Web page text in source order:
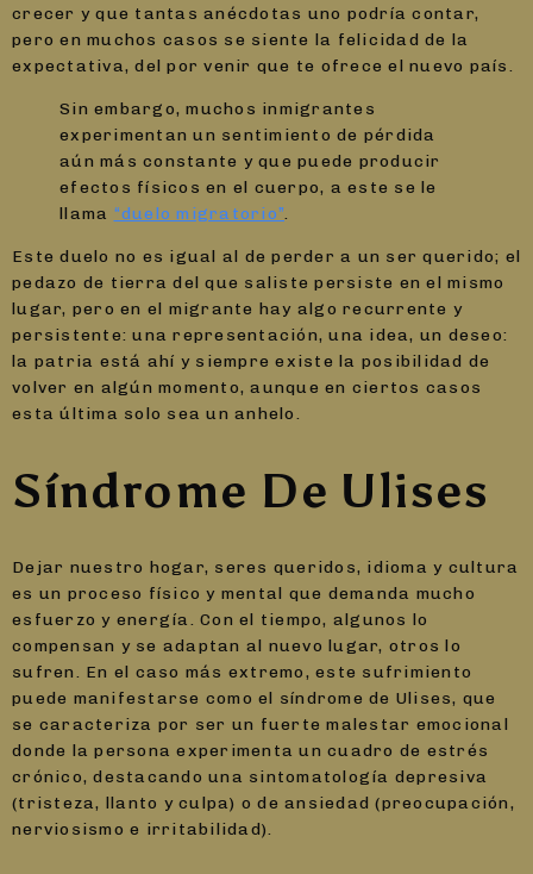
crecer y que tantas anécdotas uno podría contar,
pero en muchos casos se siente la felicidad de la
expectativa, del por venir que te ofrece el nuevo país.
Sin embargo, muchos inmigrantes
experimentan un sentimiento de pérdida
aún más constante y que puede producir
efectos físicos en el cuerpo, a este se le
llama “duelo migratorio”.
Este duelo no es igual al de perder a un ser querido; el
pedazo de tierra del que saliste persiste en el mismo
lugar, pero en el migrante hay algo recurrente y
persistente: una representación, una idea, un deseo:
la patria está ahí y siempre existe la posibilidad de
volver en algún momento, aunque en ciertos casos
esta última solo sea un anhelo.
Síndrome De Ulises
Dejar nuestro hogar, seres queridos, idioma y cultura
es un proceso físico y mental que demanda mucho
esfuerzo y energía. Con el tiempo, algunos lo
compensan y se adaptan al nuevo lugar, otros lo
sufren. En el caso más extremo, este sufrimiento
puede manifestarse como el síndrome de Ulises, que
se caracteriza por ser un fuerte malestar emocional
donde la persona experimenta un cuadro de estrés
crónico, destacando una sintomatología depresiva
(tristeza, llanto y culpa) o de ansiedad (preocupación,
nerviosismo e irritabilidad).